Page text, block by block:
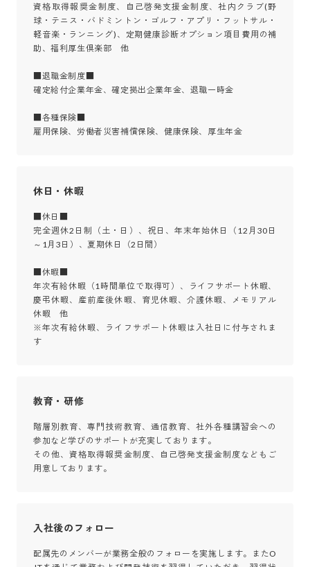
資格取得報奨金制度、自己啓発支援金制度、社内クラブ(野
球・テニス・バドミントン・ゴルフ・アプリ・フットサル・
軽音楽・ランニング)、定期健康診断オプション項目費用の補
助、福利厚生倶楽部　他
■退職金制度■
確定給付企業年金、確定拠出企業年金、退職一時金
■各種保険■
雇用保険、労働者災害補償保険、健康保険、厚生年金
休日・休暇
■休日■
完全週休2日制（土・日）、祝日、年末年始休日（12月30日
～1月3日）、夏期休日（2日間）
■休暇■
年次有給休暇（1時間単位で取得可）、ライフサポート休暇、
慶弔休暇、産前産後休暇、育児休暇、介護休暇、メモリアル
休暇　他
※年次有給休暇、ライフサポート休暇は入社日に付与されま
す
教育・研修
階層別教育、専門技術教育、通信教育、社外各種講習会への
参加など学びのサポートが充実しております。
その他、資格取得報奨金制度、自己啓発支援金制度などもご
入社後のフォロー
配属先のメンバーが業務全般のフォローを実施します。またO